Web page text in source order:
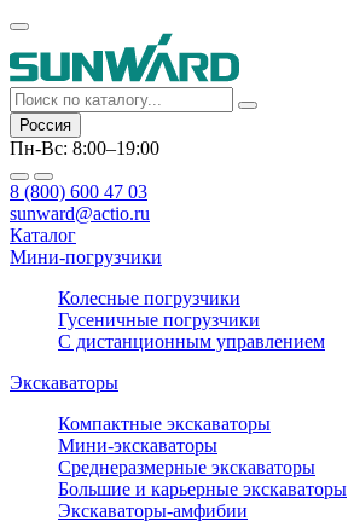
Россия
Пн-Вс: 8:00–19:00
8 (800) 600 47 03
sunward@actio.ru
Каталог
Мини-погрузчики
Колесные погрузчики
Гусеничные погрузчики
С дистанционным управлением
Экскаваторы
Компактные экскаваторы
Мини-экскаваторы
Среднеразмерные экскаваторы
Большие и карьерные экскаваторы
Экскаваторы-амфибии